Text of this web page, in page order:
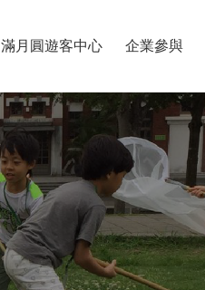
滿月圓遊客中心 企業參與